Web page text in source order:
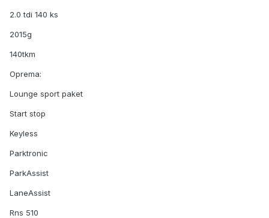
2.0 tdi 140 ks
2015g
140tkm
Oprema:
Lounge sport paket
Start stop
Keyless
Parktronic
ParkAssist
LaneAssist
Rns 510